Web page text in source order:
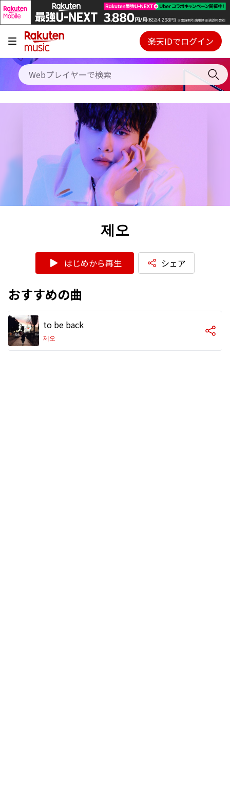
キャンペーン
料金プラン
使い方
初回30日間無料お試し
Webプレイヤー
ご契約内容の確認・変更
楽天IDでログイン
제오
はじめから再生 シェア
おすすめの曲
to be back
제오